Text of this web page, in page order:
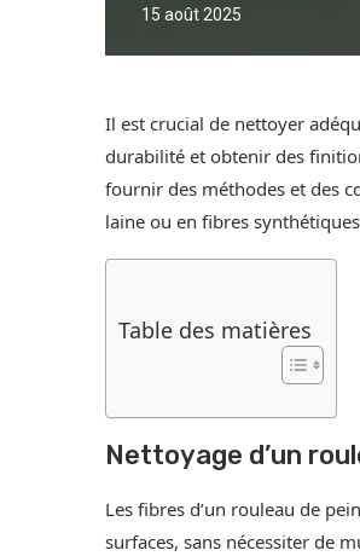
15 août 2025
Il est crucial de nettoyer
durabilité et obtenir des
fournir des méthodes et des
laine ou en fibres
Table des matières
Nettoyage d’un
Les fibres d’un rouleau de
surfaces, sans nécessiter de